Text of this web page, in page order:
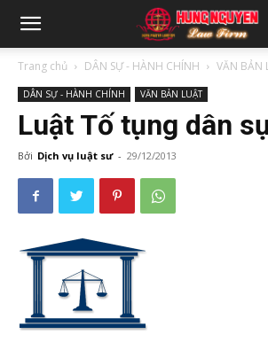
Trang chủ DÂN SỰ - HÀNH CHÍNH VĂN BẢN
DÂN SỰ - HÀNH CHÍNH VĂN BẢN LUẬT
Luật Tố tụng dân
Bởi Dịch vụ luật sư - 29/12/2013